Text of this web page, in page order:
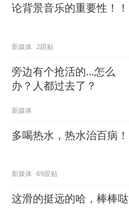
论背景音乐的重要性！！
新媒体 2跟贴
旁边有个抢活的…怎么
办？人都过去了？
新媒体
多喝热水，热水治百病！
新媒体 69跟贴
这滑的挺远的哈，棒棒哒